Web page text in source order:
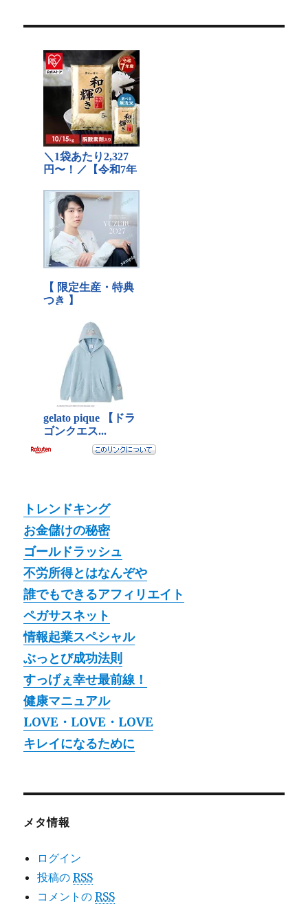
トレンドキング
お金儲けの秘密
ゴールドラッシュ
不労所得とはなんぞや
誰でもできるアフィリエイト
ペガサスネット
情報起業スペシャル
ぶっとび成功法則
すっげぇ幸せ最前線！
健康マニュアル
LOVE・LOVE・LOVE
キレイになるために
メタ情報
ログイン
投稿のRSS
コメントのRSS